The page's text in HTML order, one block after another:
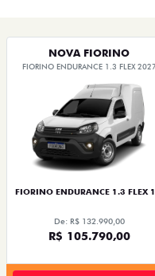
NOVA FIORINO
FIORINO ENDURANCE 1.3 FLEX
FIORINO ENDURANCE 1.3 FLEX
De: R$ 132.990,00
R$ 105.790,00